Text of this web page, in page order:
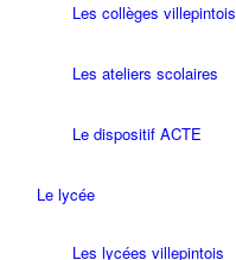
Les collèges villepintois
Les ateliers scolaires
Le dispositif ACTE
Le lycée
Les lycées villepintois